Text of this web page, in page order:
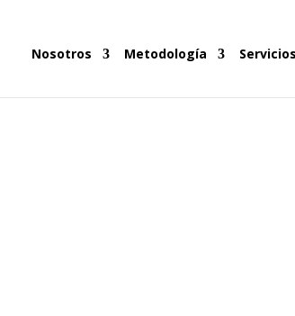
Nosotros Metodología